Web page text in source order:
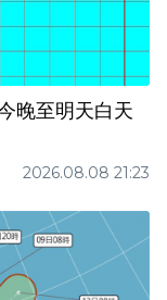
晚至明天白天
2026.08.08 21:23